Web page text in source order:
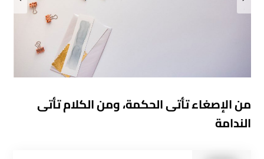
من الإصغاء تأتى الحكمة، ومن الكلام تأتى
الندامة